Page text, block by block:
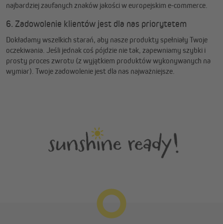
najbardziej zaufanych znaków jakości w europejskim e-commerce.
6. Zadowolenie klientów jest dla nas priorytetem
Dokładamy wszelkich starań, aby nasze produkty spełniały Twoje
oczekiwania. Jeśli jednak coś pójdzie nie tak, zapewniamy szybki i
prosty proces zwrotu (z wyjątkiem produktów wykonywanych na
wymiar). Twoje zadowolenie jest dla nas najważniejsze.